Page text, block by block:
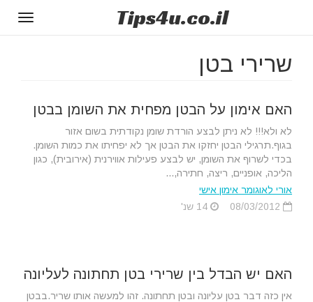
Tips4u.co.il
שרירי בטן
האם אימון על הבטן מפחית את השומן בבטן
לא ולא!!! לא ניתן לבצע הורדת שומן נקודתית בשום אזור
בגוף.תרגילי הבטן יחזקו את הבטן אך לא יפחיתו את כמות השומן.
בכדי לשרוף את השומן, יש לבצע פעילות אווירנית (אירובית), כגון
הליכה, אופניים, ריצה, חתירה,...
אורי לאוגומר אימון אישי
האם יש הבדל בין שרירי בטן תחתונה לעליונה
אין כזה דבר בטן עליונה ובטן תחתונה. זהו למעשה אותו שריר.בבטן